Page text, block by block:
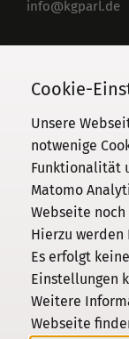
info@kgparl.de
030 / 206
Kommission
Institut
Forschung
Publikationen
Datenschutz
Impressum
Cookie-
Unsere
notwenige
Funktionalität
Matomo
Webseite
Hierzu
Es erfolgt
Einstellungen
Weitere
Webseite